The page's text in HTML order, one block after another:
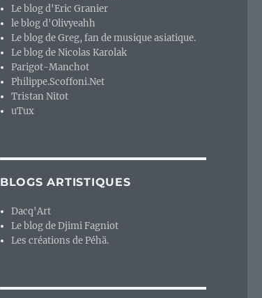
Le blog d'Eric Granier
le blog d'Olivyeahh
Le blog de Greg, fan de musique asiatique.
Le blog de Nicolas Karolak
Parigot-Manchot
Philippe.Scoffoni.Net
Tristan Nitot
uTux
BLOGS ARTISTIQUES
Dacq'Art
Le blog de Djimi Fagniot
Les créations de Péhä.